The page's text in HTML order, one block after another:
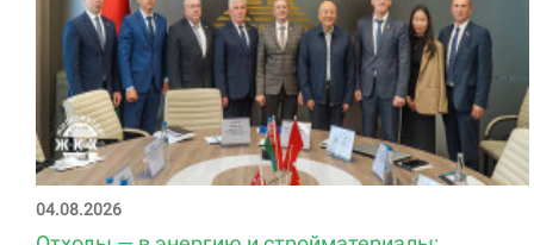
04.08.2026